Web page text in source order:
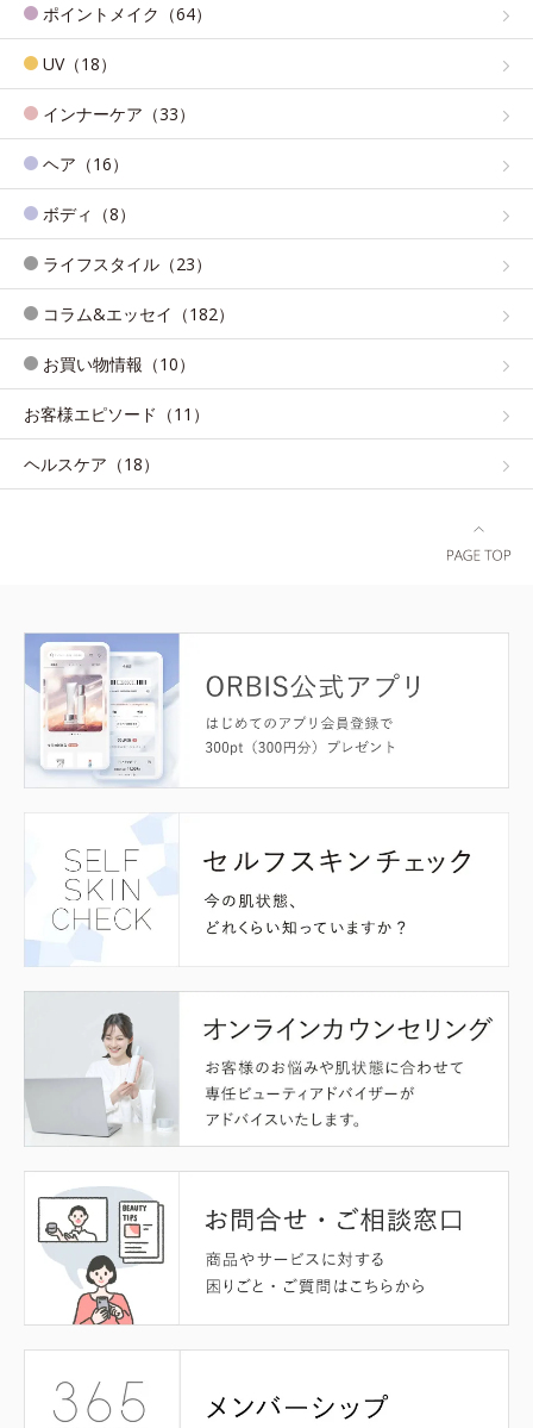
ポイントメイク（64）
UV（18）
インナーケア（33）
ヘア（16）
ボディ（8）
ライフスタイル（23）
コラム&エッセイ（182）
お買い物情報（10）
お客様エピソード（11）
ヘルスケア（18）